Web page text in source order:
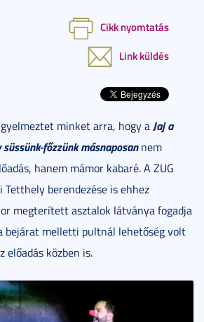
Cikk nyomtatás
Link küldés
minket arra, hogy a Jaj a
főzzünk másnaposannem
hanem mámor kabaré. A ZUG
Tetthely berendezése is ehhez
megterített asztalok látványa fogadja
bejárat melletti pultnál lehetőség volt
előadás közben is.